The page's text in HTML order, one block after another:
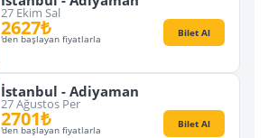
27 Ekim Sal
2627₺
'den başlayan fiyatlarla Bilet Al
İstanbul - Adiyaman
27 Ağustos Per
2701₺
'den başlayan fiyatlarla Bilet Al